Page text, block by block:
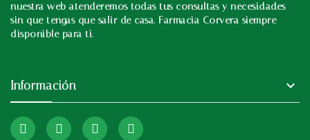
nuestra web atenderemos todas tus consultas y necesidades
sin que tengas que salir de casa. Farmacia Corvera siempre
disponible para ti.
Información 